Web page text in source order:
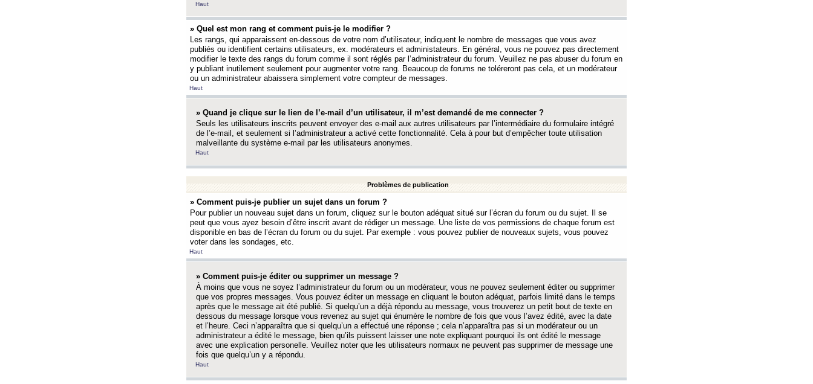
Haut
» Quel est mon rang et comment puis-je le modifier ?
Les rangs, qui apparaissent en-dessous de votre nom d’utilisateur, indiquent le nombre de messages que vous avez
publiés ou identifient certains utilisateurs, ex. modérateurs et administateurs. En général, vous ne pouvez pas directement
modifier le texte des rangs du forum comme il sont réglés par l’administrateur du forum. Veuillez ne pas abuser du forum en
y publiant inutilement seulement pour augmenter votre rang. Beaucoup de forums ne toléreront pas cela, et un modérateur
ou un administrateur abaissera simplement votre compteur de messages.
Haut
» Quand je clique sur le lien de l’e-mail d’un utilisateur, il m’est demandé de me connecter ?
Seuls les utilisateurs inscrits peuvent envoyer des e-mail aux autres utilisateurs par l’intermédiaire du formulaire intégré
de l’e-mail, et seulement si l’administrateur a activé cette fonctionnalité. Cela à pour but d’empêcher toute utilisation
malveillante du système e-mail par les utilisateurs anonymes.
Haut
Problèmes de publication
» Comment puis-je publier un sujet dans un forum ?
Pour publier un nouveau sujet dans un forum, cliquez sur le bouton adéquat situé sur l’écran du forum ou du sujet. Il se
peut que vous ayez besoin d’être inscrit avant de rédiger un message. Une liste de vos permissions de chaque forum est
disponible en bas de l’écran du forum ou du sujet. Par exemple : vous pouvez publier de nouveaux sujets, vous pouvez
voter dans les sondages, etc.
Haut
» Comment puis-je éditer ou supprimer un message ?
À moins que vous ne soyez l’administrateur du forum ou un modérateur, vous ne pouvez seulement éditer ou supprimer
que vos propres messages. Vous pouvez éditer un message en cliquant le bouton adéquat, parfois limité dans le temps
après que le message ait été publié. Si quelqu’un a déjà répondu au message, vous trouverez un petit bout de texte en
dessous du message lorsque vous revenez au sujet qui énumère le nombre de fois que vous l’avez édité, avec la date
et l’heure. Ceci n’apparaîtra que si quelqu’un a effectué une réponse ; cela n’apparaîtra pas si un modérateur ou un
administrateur a édité le message, bien qu’ils puissent laisser une note expliquant pourquoi ils ont édité le message
avec une explication personelle. Veuillez noter que les utilisateurs normaux ne peuvent pas supprimer de message une
fois que quelqu’un y a répondu.
Haut